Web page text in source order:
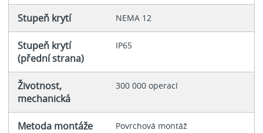
Stupeň krytí NEMA 12
Stupeň krytí
(přední strana)
IP65
Životnost,
mechanická
300 000 operací
Metoda montáže Povrchová montáž